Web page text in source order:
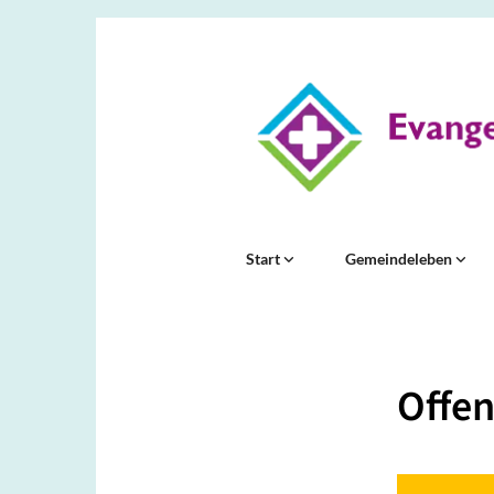
Start Gemeindeleben